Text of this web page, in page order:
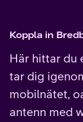
Koppla in
Här hittar du
tar dig
mobilnätet,
antenn med